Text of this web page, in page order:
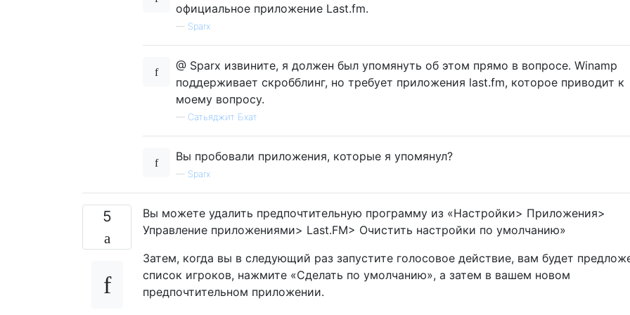
официальное приложение Last.fm.
— Sparx
@ Sparx извините, я должен был упомянуть об этом прямо в вопросе. Winamp
поддерживает скробблинг, но требует приложения last.fm, которое приводит к
моему вопросу.
— Сатьяджит Бхат
Вы пробовали приложения, которые я упомянул?
— Sparx
5
Вы можете удалить предпочтительную программу из «Настройки> Приложения>
Управление приложениями> Last.FM> Очистить настройки по умолчанию»
Затем, когда вы в следующий раз запустите голосовое действие, вам будет
список игроков, нажмите «Сделать по умолчанию», а затем в вашем новом
предпочтительном приложении.